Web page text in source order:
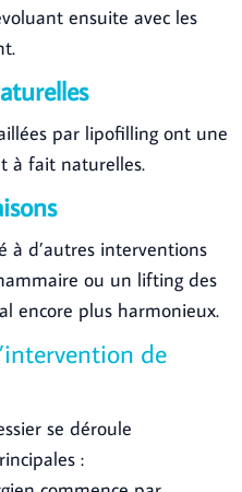
ensuite avec les
par lipofilling ont une
à fait naturelles.
à d’autres interventions
ou un lifting des
encore plus harmonieux.
de
se déroule
: